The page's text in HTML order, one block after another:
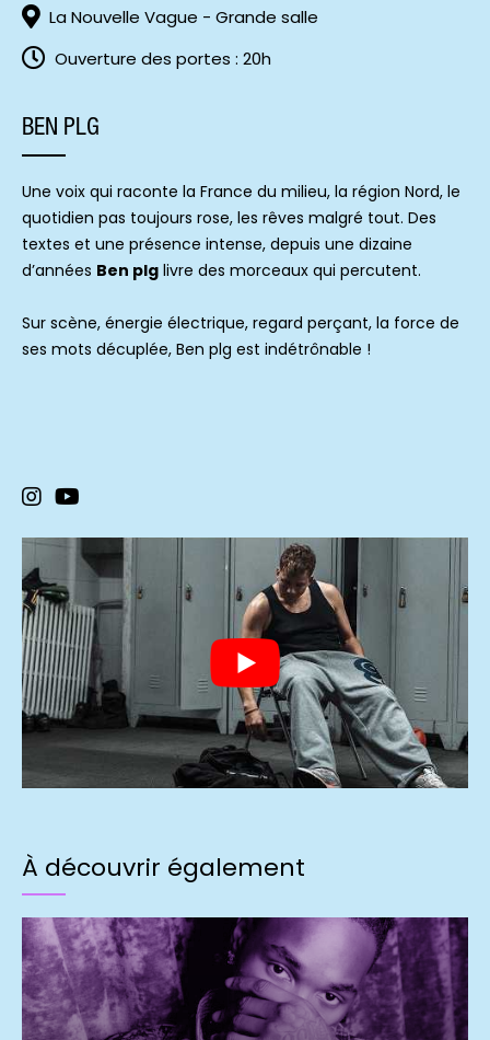
La Nouvelle Vague - Grande salle
Ouverture des portes : 20h
BEN PLG
Une voix qui raconte la France du milieu, la région Nord, le
quotidien pas toujours rose, les rêves malgré tout. Des
textes et une présence intense, depuis une dizaine
d’années Ben plg livre des morceaux qui percutent.
Sur scène, énergie électrique, regard perçant, la force de
ses mots décuplée, Ben plg est indétrônable !
À découvrir également